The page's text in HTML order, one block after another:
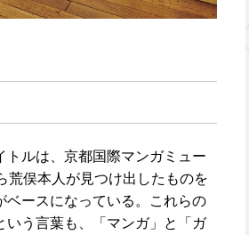
トルは、京都国際マンガミュー
荒俣本人が見つけ出したものを
ベースになっている。これらの
いう言葉も、「マンガ」と「ガ